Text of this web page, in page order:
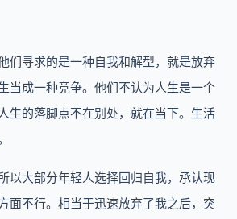
们寻求的是一种自我和解型，就是放弃
当成一种竞争。他们不认为人生是一个
生的落脚点不在别处，就在当下。生活
以大部分年轻人选择回归自我，承认现
面不行。相当于迅速放弃了我之后，突